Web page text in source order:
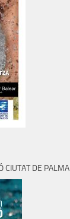
CIUTAT DE PALMA